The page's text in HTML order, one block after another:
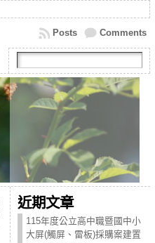
Comments
Posts
近期文章
115年度公立高中職暨國中小
大屏(觸屏、雷板)採購案建置